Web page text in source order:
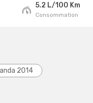
5.2 L/100 Km
Consommation
2014